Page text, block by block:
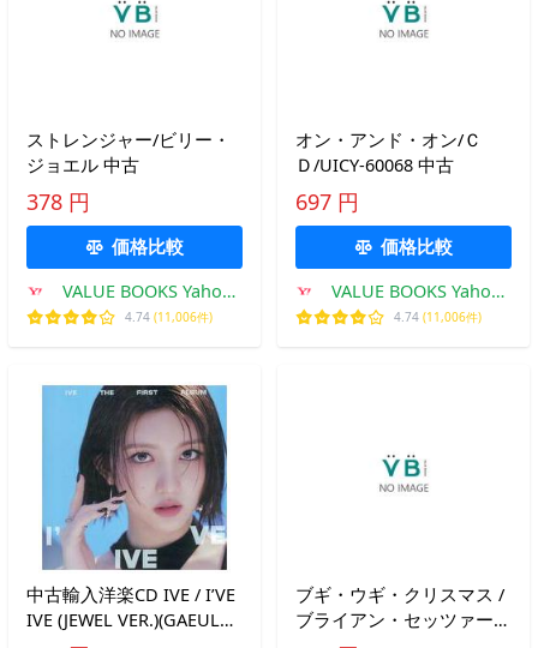
ストレンジャー/ビリー・
ジョエル 中古
378 円
価格比較
VALUE BOOKS Yahoo!
店
4.74 (11,006件)
オン・アンド・オン/Ｃ
Ｄ/UICY-60068 中古
697 円
価格比較
VALUE BOOKS Yahoo!
店
4.74 (11,006件)
中古輸入洋楽CD IVE / I’VE
IVE (JEWEL VER.)(GAEUL
ブギ・ウギ・クリスマス /
ブライアン・セッツァー・